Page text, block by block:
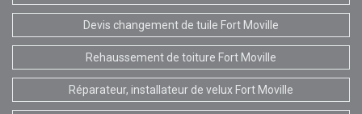
Devis changement de tuile Fort Moville
Rehaussement de toiture Fort Moville
Réparateur, installateur de velux Fort Moville